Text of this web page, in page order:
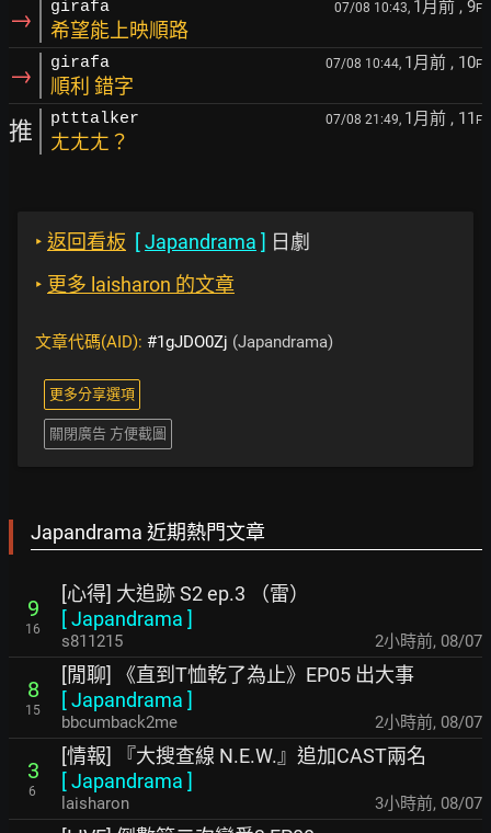
→ girafa 07/08 10:43, 1月前 , 9F
希望能上映順路
→ girafa 07/08 10:44, 1月前 , 10F
順利 錯字
推 ptttalker 07/08 21:49, 1月前 , 11 F
ㄤㄤㄤ？
‣ 返回看板 [Japandrama ] 日劇
‣ 更多 laisharon 的文章
文章代碼(AID): #1gJDO0Zj (Japandrama)
更多分享選項
關閉廣告 方便截圖
Japandrama 近期熱門文章
9
16
[心得] 大追跡 S2 ep.3 （雷）
[Japandrama ]
s811215 2小時前, 08/07
8
15
[閒聊] 《直到T恤乾了為止》EP05 出大事
[Japandrama ]
bbcumback2me 2小時前, 08/07
3
6
[情報] 『大搜查線 N.E.W.』追加CAST兩名
[Japandrama ]
laisharon 3小時前, 08/07